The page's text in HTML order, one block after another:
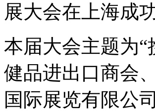
展大会在上海成
本届大会主题为
健品进出口商会
国际展览有限公